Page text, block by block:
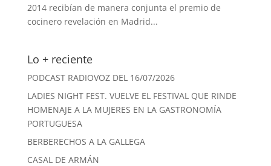
2014 recibían de manera conjunta el premio de
cocinero revelación en Madrid...
Lo + reciente
PODCAST RADIOVOZ DEL 16/07/2026
LADIES NIGHT FEST. VUELVE EL FESTIVAL QUE RINDE
HOMENAJE A LA MUJERES EN LA GASTRONOMÍA
PORTUGUESA
BERBERECHOS A LA GALLEGA
CASAL DE ARMÁN